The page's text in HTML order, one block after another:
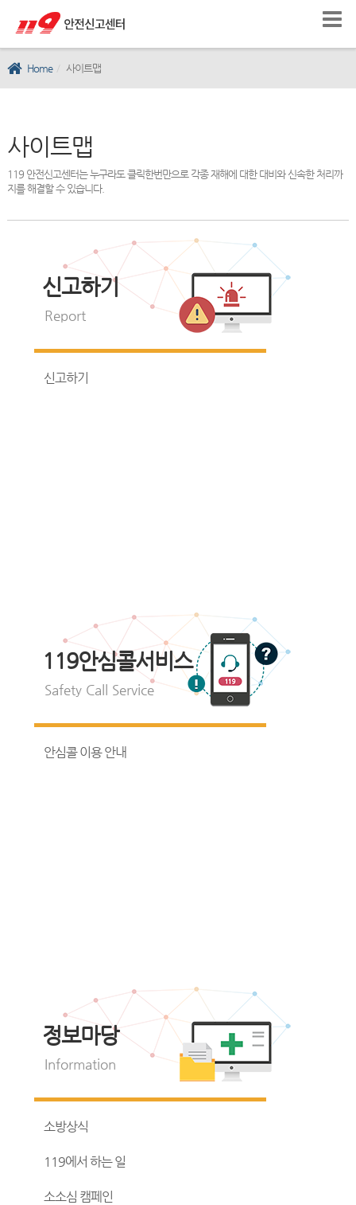
Home 사이트맵
사이트맵
119 안전신고센터는 누구라도 클릭한번만으로 각종 재해에 대한 대비와 신속한 처리까
지를 해결할 수 있습니다.
신고하기
Report
신고하기
119안심콜서비스
Safety Call Service
안심콜 이용 안내
정보마당
Information
소방상식
119에서 하는 일
소소심 캠페인